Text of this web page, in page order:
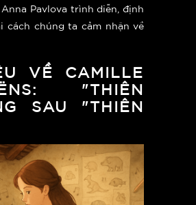
Pavlova trình diễn, định
cách chúng ta cảm nhận về
VỀ CAMILLE
"THIÊN
SAU "THIÊN